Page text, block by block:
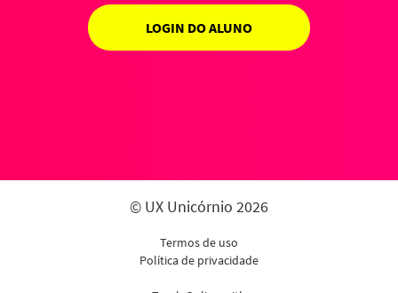
LOGIN DO ALUNO
© UX Unicórnio 2026
Termos de uso
Política de privacidade